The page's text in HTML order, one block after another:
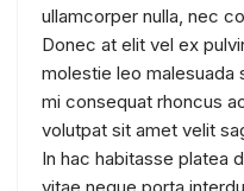
ullamcorper nulla, nec
Donec at elit vel ex
molestie leo malesuada
mi consequat rhoncus
volutpat sit amet velit
In hac habitasse platea